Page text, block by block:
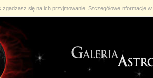
się na ich przyjmowanie. Szczegółowe informacje w